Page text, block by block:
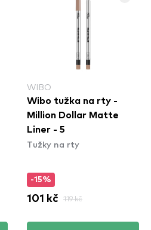
WIBO
Wibo tužka na rty -
Million Dollar Matte
Liner - 5
Tužky na rty
-15%
101 kč 119 kč